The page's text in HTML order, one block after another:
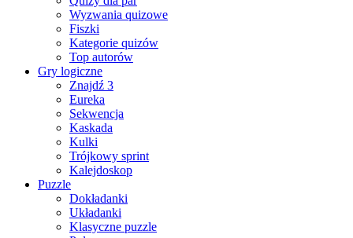
Wyzwania quizowe
Fiszki
Kategorie quizów
Top autorów
Gry logiczne
Znajdź 3
Eureka
Sekwencja
Kaskada
Kulki
Trójkowy sprint
Kalejdoskop
Puzzle
Dokładanki
Układanki
Klasyczne puzzle